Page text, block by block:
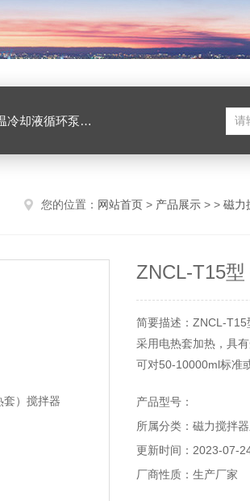
蒸发器等实验仪器
您的位置： 网站首页 > 产品展示 > > 磁力
ZNCL-T15
简要描述：ZNCL-T15
采用电热套加热，具
可对50-10000ml标准
产品型号：
所属分类：磁力搅拌器
更新时间：2023-07-
厂商性质：生产厂家